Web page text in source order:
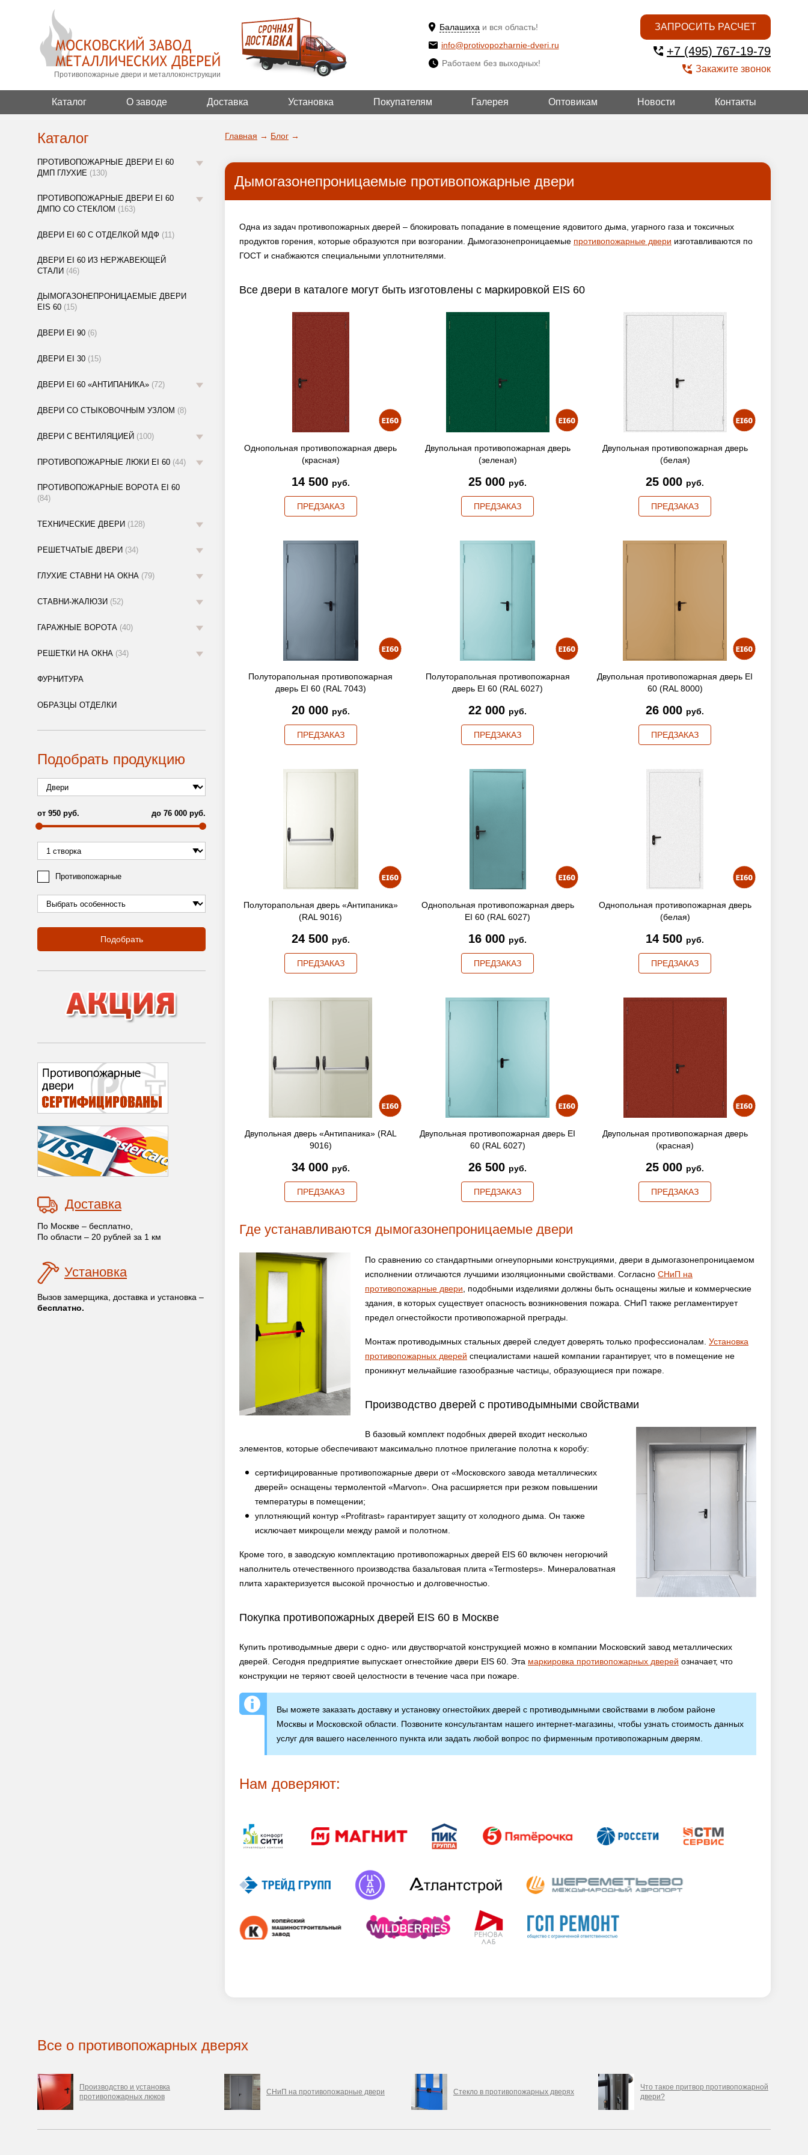
Противопожарные двери и металлоконструкции
Балашиха и вся область!
ДА!
ВЫБРАТЬ ДРУГОЙ
info@protivopozharnie-dveri.ru
Работаем без выходных!
ЗАПРОСИТЬ РАСЧЕТ
+7 (495) 767-19-79
Закажите звонок
Каталог О заводе Доставка Установка Покупателям Галерея Оптовикам Новости Контакты
Каталог
ПРОТИВОПОЖАРНЫЕ ДВЕРИ EI 60
ДМП ГЛУХИЕ (130)
ПРОТИВОПОЖАРНЫЕ ДВЕРИ EI 60
ДМПО СО СТЕКЛОМ (163)
ДВЕРИ EI 60 С ОТДЕЛКОЙ МДФ (11)
ДВЕРИ EI 60 ИЗ НЕРЖАВЕЮЩЕЙ
СТАЛИ (46)
ДЫМОГАЗОНЕПРОНИЦАЕМЫЕ ДВЕРИ
EIS 60 (15)
ДВЕРИ EI 90 (6)
ДВЕРИ EI 30 (15)
ДВЕРИ EI 60 «АНТИПАНИКА» (72)
ДВЕРИ СО СТЫКОВОЧНЫМ УЗЛОМ (8)
ДВЕРИ С ВЕНТИЛЯЦИЕЙ (100)
ПРОТИВОПОЖАРНЫЕ ЛЮКИ EI 60 (44)
ПРОТИВОПОЖАРНЫЕ ВОРОТА EI 60
(84)
ТЕХНИЧЕСКИЕ ДВЕРИ (128)
РЕШЕТЧАТЫЕ ДВЕРИ (34)
ГЛУХИЕ СТАВНИ НА ОКНА (79)
СТАВНИ-ЖАЛЮЗИ (52)
ГАРАЖНЫЕ ВОРОТА (40)
РЕШЕТКИ НА ОКНА (34)
ФУРНИТУРА
ОБРАЗЦЫ ОТДЕЛКИ
Подобрать продукцию
от 950 руб. до 76 000 руб.
Противопожарные
Подобрать
Доставка
По Москве – бесплатно,
По области – 20 рублей за 1 км
Установка
Вызов замерщика, доставка и установка –
бесплатно.
Главная → Блог →
Дымогазонепроницаемые противопожарные двери
Одна из задач противопожарных дверей – блокировать попадание в помещение ядовитого дыма, угарного газа и токсичных
продуктов горения, которые образуются при возгорании. Дымогазонепроницаемые противопожарные двери изготавливаются по
ГОСТ и снабжаются специальными уплотнителями.
Все двери в каталоге могут быть изготовлены с маркировкой EIS 60
Однопольная противопожарная дверь
(красная)
14 500 руб.
ПРЕДЗАКАЗ
Двупольная противопожарная дверь
(зеленая)
25 000 руб.
ПРЕДЗАКАЗ
Двупольная противопожарная дверь
(белая)
25 000 руб.
ПРЕДЗАКАЗ
Полуторапольная противопожарная
дверь EI 60 (RAL 7043)
20 000 руб.
ПРЕДЗАКАЗ
Полуторапольная противопожарная
дверь EI 60 (RAL 6027)
22 000 руб.
ПРЕДЗАКАЗ
Двупольная противопожарная дверь EI
60 (RAL 8000)
26 000 руб.
ПРЕДЗАКАЗ
Полуторапольная дверь «Антипаника»
(RAL 9016)
24 500 руб.
ПРЕДЗАКАЗ
Однопольная противопожарная дверь
EI 60 (RAL 6027)
16 000 руб.
ПРЕДЗАКАЗ
Однопольная противопожарная дверь
(белая)
14 500 руб.
ПРЕДЗАКАЗ
Двупольная дверь «Антипаника» (RAL
9016)
34 000 руб.
ПРЕДЗАКАЗ
Двупольная противопожарная дверь EI
60 (RAL 6027)
26 500 руб.
ПРЕДЗАКАЗ
Двупольная противопожарная дверь
(красная)
25 000 руб.
ПРЕДЗАКАЗ
Где устанавливаются дымогазонепроницаемые двери
По сравнению со стандартными огнеупорными конструкциями, двери в дымогазонепроницаемом
исполнении отличаются лучшими изоляционными свойствами. Согласно СНиП на
противопожарные двери , подобными изделиями должны быть оснащены жилые и коммерческие
здания, в которых существует опасность возникновения пожара. СНиП также регламентирует
предел огнестойкости противопожарной преграды.
Монтаж противодымных стальных дверей следует доверять только профессионалам. Установка
противопожарных дверей специалистами нашей компании гарантирует, что в помещение не
проникнут мельчайшие газообразные частицы, образующиеся при пожаре.
Производство дверей с противодымными свойствами
В базовый комплект подобных дверей входит несколько
элементов, которые обеспечивают максимально плотное прилегание полотна к коробу:
сертифицированные противопожарные двери от «Московского завода металлических
дверей» оснащены термолентой «Marvon». Она расширяется при резком повышении
температуры в помещении;
уплотняющий контур «Profitrast» гарантирует защиту от холодного дыма. Он также
исключает микрощели между рамой и полотном.
Кроме того, в заводскую комплектацию противопожарных дверей EIS 60 включен негорючий
наполнитель отечественного производства базальтовая плита «Termosteps». Минераловатная
плита характеризуется высокой прочностью и долговечностью.
Покупка противопожарных дверей EIS 60 в Москве
Купить противодымные двери с одно- или двустворчатой конструкцией можно в компании Московский завод металлических
дверей. Сегодня предприятие выпускает огнестойкие двери EIS 60. Эта маркировка противопожарных дверей означает, что
конструкции не теряют своей целостности в течение часа при пожаре.
Вы можете заказать доставку и установку огнестойких дверей с противодымными свойствами в любом районе
Москвы и Московской области. Позвоните консультантам нашего интернет-магазины, чтобы узнать стоимость данных
услуг для вашего населенного пункта или задать любой вопрос по фирменным противопожарным дверям.
Нам доверяют:
Все о противопожарных дверях
Производство и установка
противопожарных люков
СНиП на противопожарные двери Стекло в противопожарных дверях
Что такое притвор противопожарной
двери?